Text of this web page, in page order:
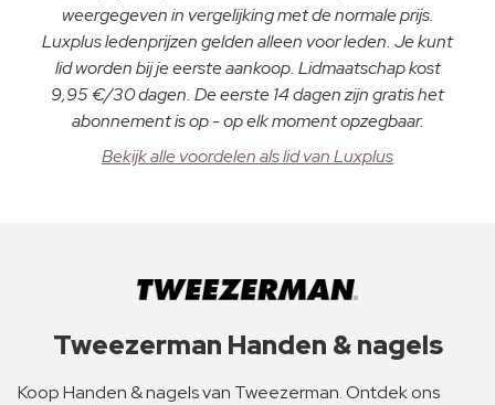
weergegeven in vergelijking met de normale prijs.
Luxplus ledenprijzen gelden alleen voor leden. Je kunt
lid worden bij je eerste aankoop. Lidmaatschap kost
9,95 €/30 dagen. De eerste 14 dagen zijn gratis het
abonnement is op - op elk moment opzegbaar.
Bekijk alle voordelen als lid van Luxplus
Tweezerman Handen & nagels
Koop Handen & nagels van Tweezerman. Ontdek ons